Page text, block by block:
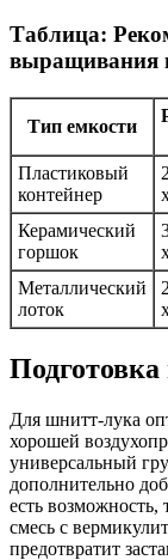
Таблица:
выращивания
Тип емкости
Пластиковый
контейнер
Керамический
горшок
Металлический
лоток
Для шнитт-лука
хорошей
универсальный
дополнительно
есть
смесь с
предотвратит